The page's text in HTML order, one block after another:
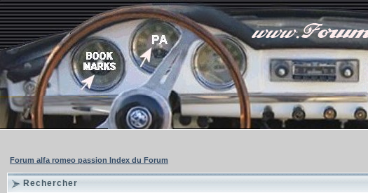
Forum alfa romeo passion Index du Forum
Rechercher